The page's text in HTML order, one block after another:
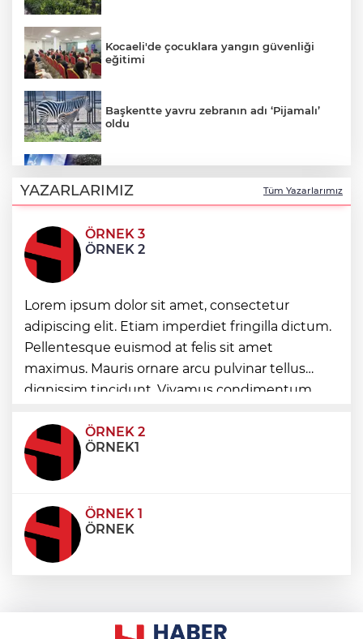
Kocaeli'de çocuklara yangın güvenliği
eğitimi
Başkentte yavru zebranın adı ‘Pijamalı’
oldu
rüzgar alarmı!
Kayseri- Ankara hattı uyumlu çalışıyor
Kayseri YHT hattına sıkı takip
Bakan Uraloğlu'ndan Memduh
Çolakbayrakdar'a övgü
YAZARLARIMIZ Tüm Yazarlarımız
ÖRNEK 3
ÖRNEK 2
Lorem ipsum dolor sit amet, consectetur
adipiscing elit. Etiam imperdiet fringilla dictum.
Pellentesque euismod at felis sit amet
maximus. Mauris ornare arcu pulvinar tellus
dignissim tincidunt. Vivamus condimentum
condimentum eros et, faucibus sapien. Praese
ÖRNEK 2
ÖRNEK1
ÖRNEK 1
ÖRNEK